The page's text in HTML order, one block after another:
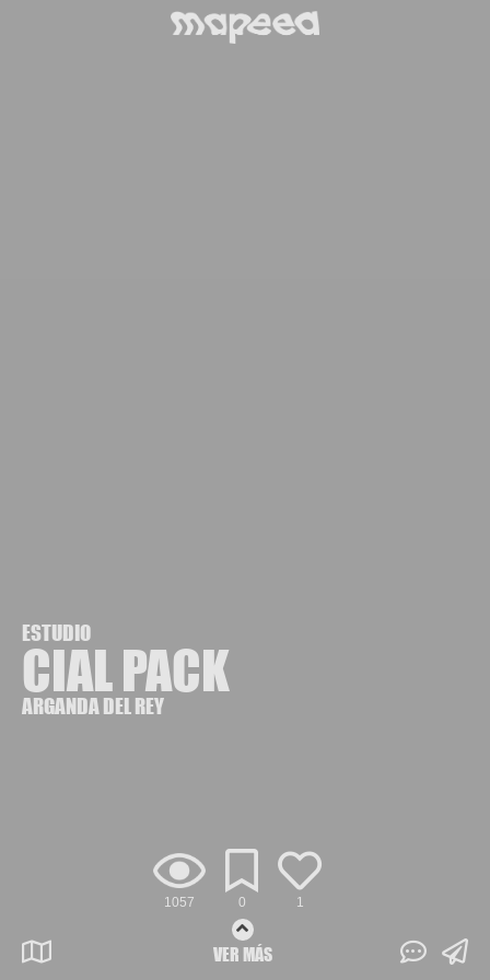
1057 0 1
ESTUDIO
CIAL PACK
ARGANDA DEL REY
VER MÁS